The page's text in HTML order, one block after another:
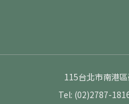
115台北市南港
Tel: (02)2787-